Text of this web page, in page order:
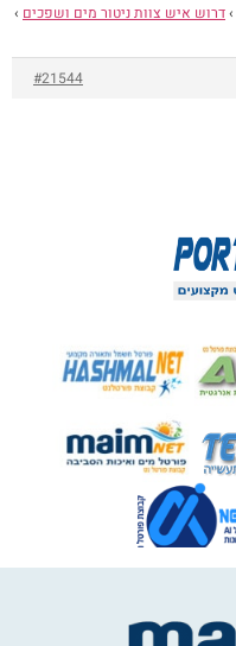
›דרוש איש צוות ניטור מים ושפכים ›
#21544